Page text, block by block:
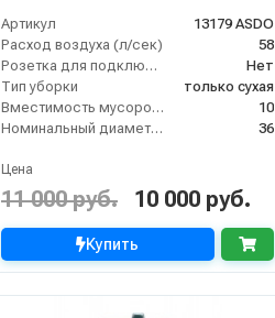
Артикул
13179 ASDO
Расход воздуха (л/сек)
58
Розетка для подключения инструмента
Нет
Тип уборки
только сухая
Вместимость мусоросборника (л)
10
Номинальный диаметр принадлежностей (мм)
36
Цена
11 000 руб. 10 000 руб.
Купить